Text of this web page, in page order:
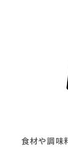
食材や調味